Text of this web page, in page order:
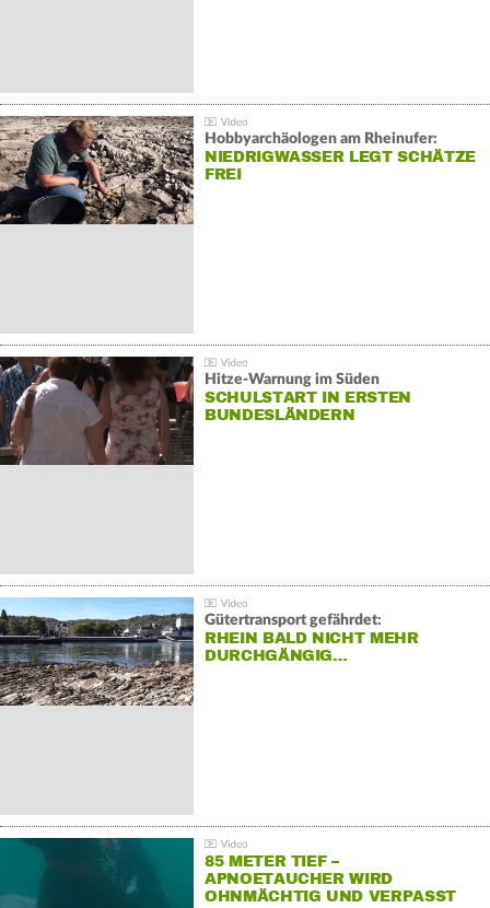
Hobbyarchäologen am Rheinufer:
NIEDRIGWASSER LEGT SCHÄTZE
FREI
Hitze-Warnung im Süden
SCHULSTART IN ERSTEN
BUNDESLÄNDERN
Gütertransport gefährdet:
RHEIN BALD NICHT MEHR
DURCHGÄNGIG…
85 METER TIEF –
APNOETAUCHER WIRD
OHNMÄCHTIG UND VERPASST